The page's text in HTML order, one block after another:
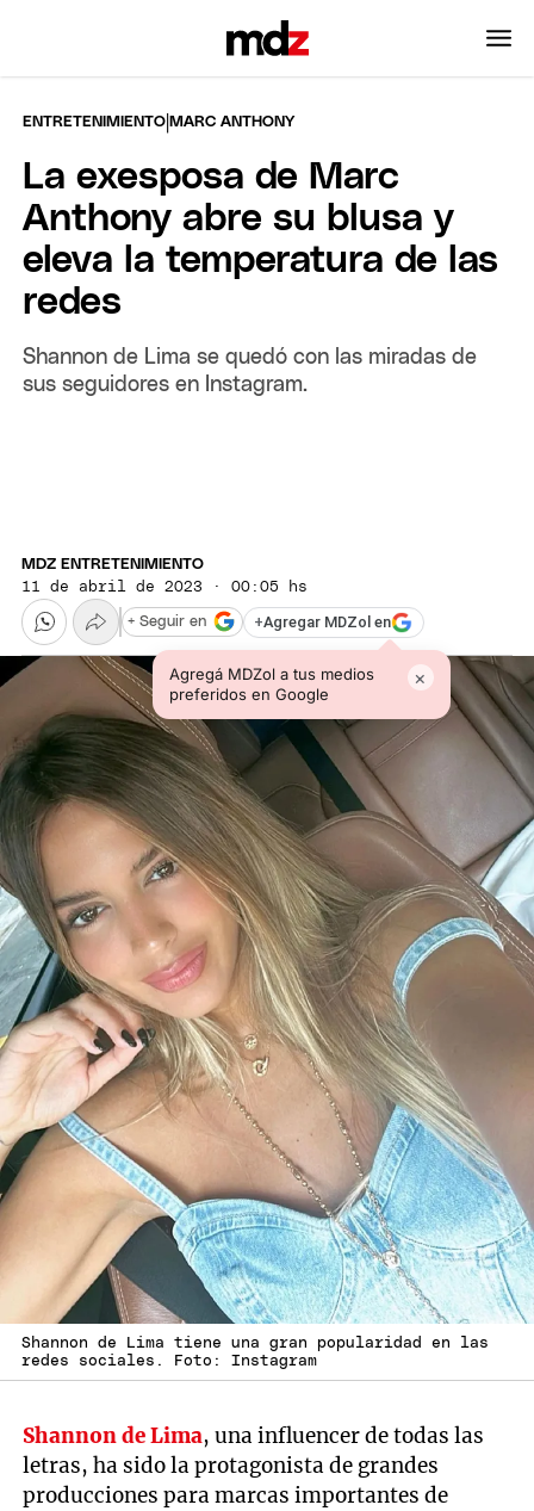
ENTRETENIMIENTO |MARC ANTHONY
La exesposa de Marc
Anthony abre su blusa y
eleva la temperatura de las
redes
Shannon de Lima se quedó con las miradas de
sus seguidores en Instagram.
MDZ ENTRETENIMIENTO
11 de abril de 2023 · 00:05 hs
+Agregar MDZol en
Agregá MDZol a tus medios
preferidos en Google
×
+ Seguir en
Shannon de Lima tiene una gran popularidad en las
redes sociales. Foto: Instagram
Shannon de Lima, una influencer de todas las
letras, ha sido la protagonista de grandes
producciones para marcas importantes de